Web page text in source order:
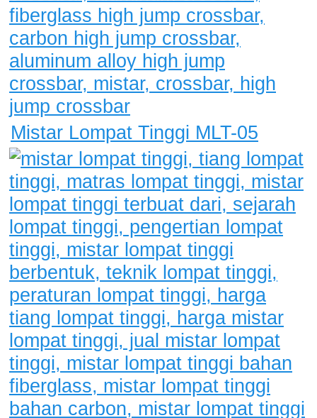
Mistar Lompat Tinggi MLT-05